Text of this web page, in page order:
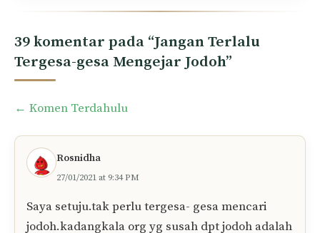
39 komentar pada “Jangan Terlalu
Tergesa-gesa Mengejar Jodoh”
Comment
navigation
← Komen Terdahulu
Rosnidha
27/01/2021 at 9:34 PM
Saya setuju.tak perlu tergesa- gesa mencari
jodoh.kadangkala org yg susah dpt jodoh adalah